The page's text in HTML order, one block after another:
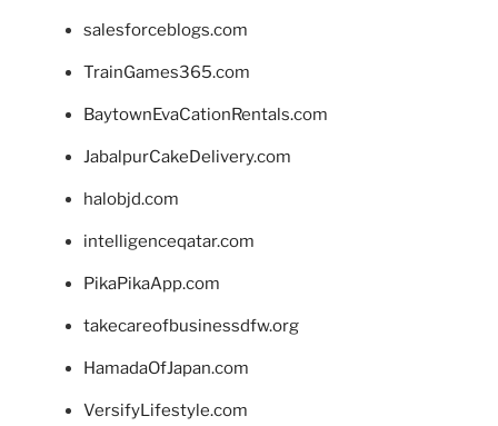
salesforceblogs.com
TrainGames365.com
BaytownEvaCationRentals.com
JabalpurCakeDelivery.com
halobjd.com
intelligenceqatar.com
PikaPikaApp.com
takecareofbusinessdfw.org
HamadaOfJapan.com
VersifyLifestyle.com